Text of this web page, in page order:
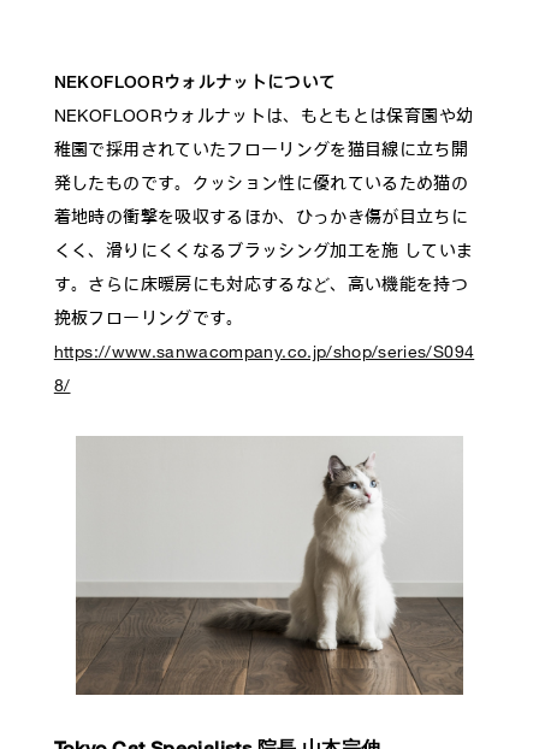
NEKOFLOORウォルナットについて
NEKOFLOORウォルナットは、もともとは保育園や幼
稚園で採用されていたフローリングを猫目線に立ち開
発したものです。クッション性に優れているため猫の
着地時の衝撃を吸収するほか、ひっかき傷が目立ちに
くく、滑りにくくなるブラッシング加工を施 していま
す。さらに床暖房にも対応するなど、高い機能を持つ
挽板フローリングです。
https://www.sanwacompany.co.jp/shop/series/S094
8/